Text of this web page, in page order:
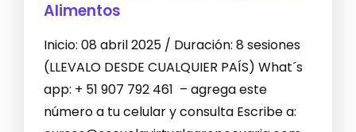
Alimentos
Inicio: 08 abril 2025 / Duración: 8 sesiones
(LLEVALO DESDE CUALQUIER PAÍS) What´s
app: + 51 907 792 461 – agrega este
número a tu celular y consulta Escribe a: